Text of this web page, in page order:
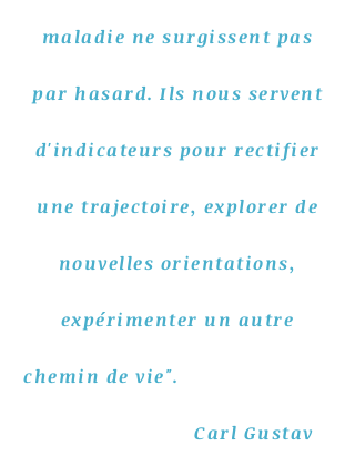
maladie ne surgissent pas
par hasard. Ils nous servent
d'indicateurs pour rectifier
une trajectoire, explorer de
nouvelles orientations,
expérimenter un autre
chemin de vie".
Carl Gustav